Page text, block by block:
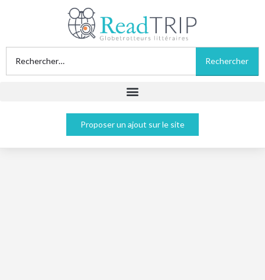
Proposer un ajout sur le site